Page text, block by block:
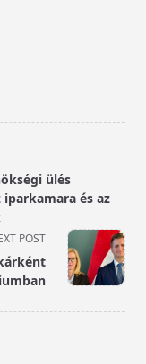
ülés
és az
POST